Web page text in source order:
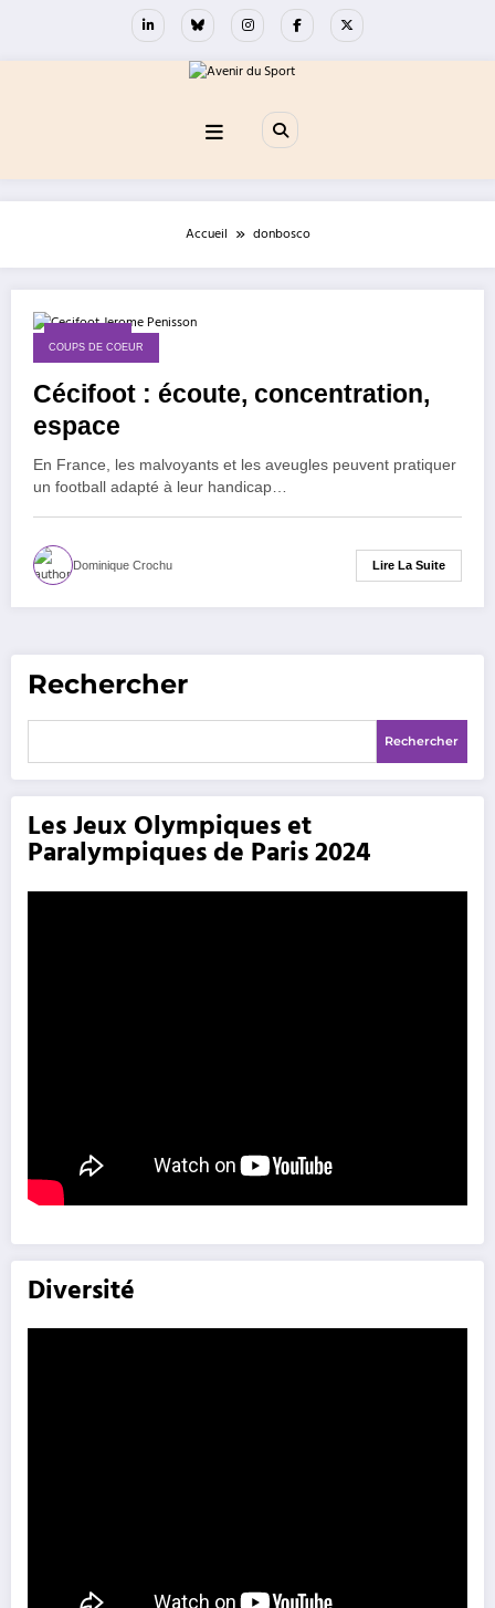
Accueil donbosco
1 mai 2017
COUPS DE COEUR
Cécifoot : écoute, concentration,
espace
En France, les malvoyants et les aveugles peuvent pratiquer
un football adapté à leur handicap…
Dominique Crochu Lire La Suite
Rechercher
Rechercher
Les Jeux Olympiques et
Paralympiques de Paris 2024
Diversité